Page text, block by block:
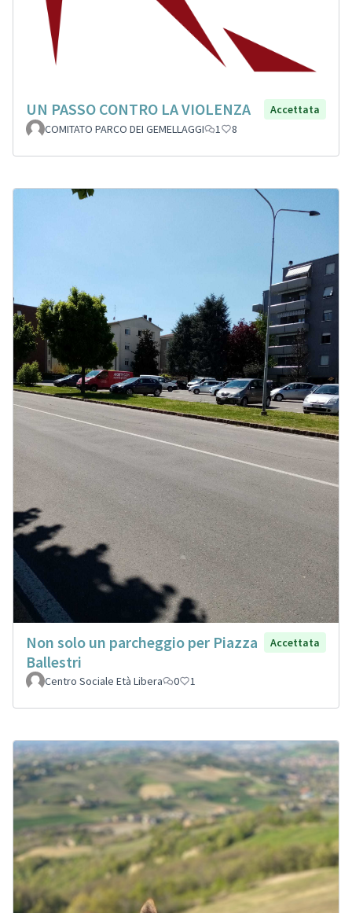
UN PASSO CONTRO LA VIOLENZA
Accettata
COMITATO PARCO DEI GEMELLAGGI
1 8
Non solo un parcheggio per Piazza
Ballestri
Accettata
Centro Sociale Età Libera 0 1